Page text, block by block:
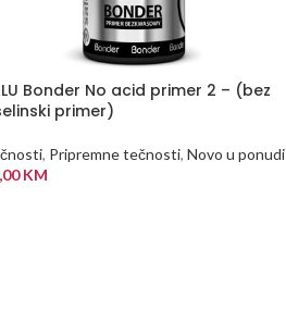
Bonder No acid primer 2 – (bez
primer)
, Pripremne tečnosti, Novo u ponudi
KM